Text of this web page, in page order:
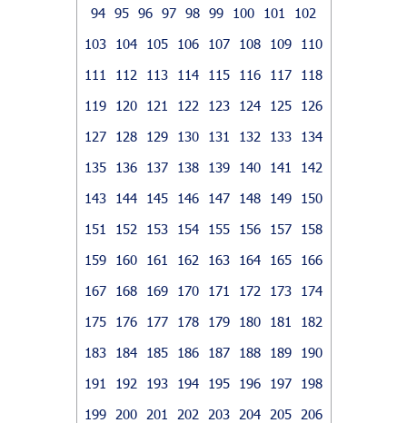
94 95 96 97 98 99 100 101
102
103
104 105 106 107 108 109
110
111
112 113 114 115 116 117
118
119
120 121 122 123 124 125
126
127
128 129 130 131 132 133
134
135
136 137 138 139 140 141
142
143
144 145 146 147 148 149
150
151
152 153 154 155 156 157
158
159
160 161 162 163 164 165
166
167
168 169 170 171 172 173
174
175
176 177 178 179 180 181
182
183
184 185 186 187 188 189
190
191
192 193 194 195 196 197
198
199
200 201 202 203 204 205
206